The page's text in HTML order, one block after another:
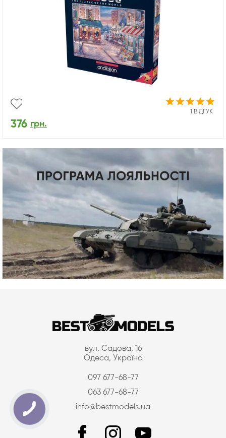
1 ВІДГУК
376 грн.
вул. Садова, 16
Одеса, Україна
097 677-68-77
063 677-68-77
info@bestmodels.ua